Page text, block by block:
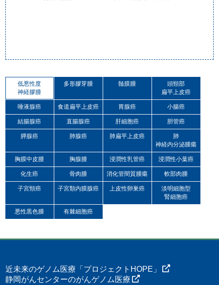
低悪性度
神経膠腫
多形膠芽腫 髄膜腫
頭頸部
扁平上皮癌
唾液腺癌 食道扁平上皮癌 胃腺癌 小腸癌
結腸腺癌 直腸腺癌 肝細胞癌 胆管癌
膵腺癌 肺腺癌 肺扁平上皮癌
肺
神経内分泌腫瘍
胸膜中皮腫 胸腺腫 浸潤性乳管癌 浸潤性小葉癌
化生癌 骨肉腫 消化管間質腫瘍 軟部肉腫
子宮頸癌 子宮類内膜腺癌 上皮性卵巣癌
淡明細胞型
腎細胞癌
悪性黒色腫 有棘細胞癌
近未来のゲノム医療「プロジェクトHOPE」
静岡がんセンターのがんゲノム医療